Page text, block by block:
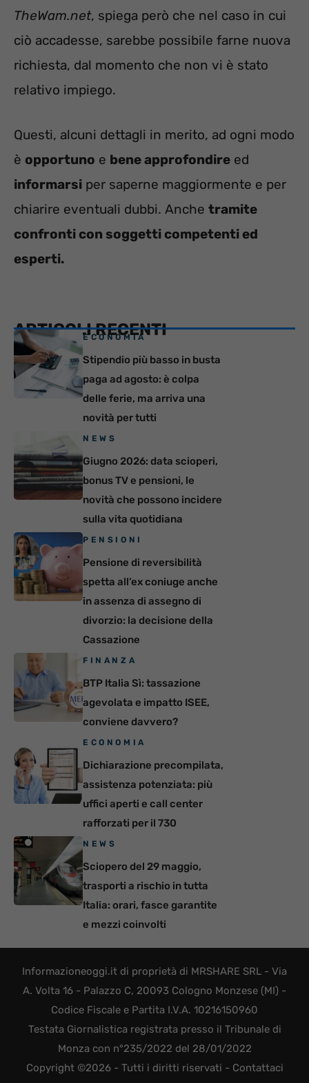
TheWam.net, spiega però che nel caso in cui
ciò accadesse, sarebbe possibile farne nuova
richiesta, dal momento che non vi è stato
relativo impiego.
Questi, alcuni dettagli in merito, ad ogni modo
è opportuno e bene approfondire ed
informarsi per saperne maggiormente e per
chiarire eventuali dubbi. Anche tramite
confronti con soggetti competenti ed
esperti.
ARTICOLI RECENTI
ECONOMIA
Stipendio più basso in busta
paga ad agosto: è colpa
delle ferie, ma arriva una
novità per tutti
NEWS
Giugno 2026: data scioperi,
bonus TV e pensioni, le
novità che possono incidere
sulla vita quotidiana
PENSIONI
Pensione di reversibilità
spetta all’ex coniuge anche
in assenza di assegno di
divorzio: la decisione della
Cassazione
FINANZA
BTP Italia Sì: tassazione
agevolata e impatto ISEE,
conviene davvero?
ECONOMIA
Dichiarazione precompilata,
assistenza potenziata: più
uffici aperti e call center
rafforzati per il 730
NEWS
Sciopero del 29 maggio,
trasporti a rischio in tutta
Italia: orari, fasce garantite
e mezzi coinvolti
Informazioneoggi.it di proprietà di MRSHARE SRL - Via
A. Volta 16 - Palazzo C, 20093 Cologno Monzese (MI) -
Codice Fiscale e Partita I.V.A. 10216150960
Testata Giornalistica registrata presso il Tribunale di
Monza con n°235/2022 del 28/01/2022
Copyright ©2026 - Tutti i diritti riservati - Contattaci